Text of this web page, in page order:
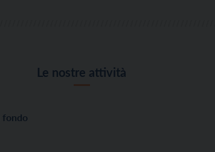
Le nostre attività
fondo